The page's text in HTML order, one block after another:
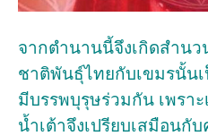
จากตำนานนี้จึงเกิดสำนว
ชาติพันธุ์ไทยกับเขมรนั้นเ
มีบรรพบุรุษร่วมกัน เพรา
น้ำเต้าจึงเปรียบเสมือนกั